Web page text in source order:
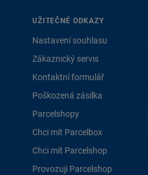
UŽITEČNÉ ODKAZY
Nastavení souhlasu
Zákaznický servis
Kontaktní formulář
Poškozená zásilka
Parcelshopy
Chci mít Parcelbox
Chci mít Parcelshop
Provozuji Parcelshop